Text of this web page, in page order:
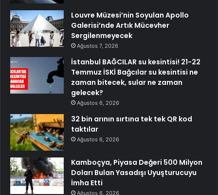
Louvre Müzesi’nin Soyulan Apollo
Galerisi’nde Artık Mücevher
Sergilenmeyecek
Ağustos 7, 2026
İstanbul BAĞCILAR su kesintisi! 21-22
Temmuz İSKİ Bağcılar su kesintisi ne
zaman bitecek, sular ne zaman
gelecek?
Ağustos 6, 2026
32 bin arının sırtına tek tek QR kod
taktılar
Ağustos 6, 2026
Kamboçya, Piyasa Değeri 500 Milyon
Doları Bulan Yasadışı Uyuşturucuyu
İmha Etti
Ağustos 6, 2026